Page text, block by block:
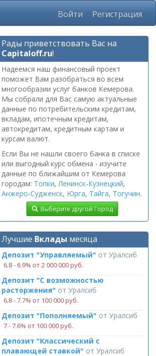
Войти Регистрация
Рады приветствовать Вас на
Capitaloff.ru!
Надеемся наш финансовый проект
поможет Вам разобраться во всем
многообразии услуг банков Кемерова.
Мы собрали для Вас самую актуальные
данные по потребительским кредитам,
вкладам, ипотечным кредитам,
автокредитам, кредитным картам и
курсам валют.
Если Вы не нашли своего банка в списке
или выгодный курс обмена - изучите
данные по ближайшим от Кемерова
городам: Топки,Ленинск-Кузнецкий,
Анжеро-Судженск, Юрга, Тайга, Тогучин.
Выберите другой Город
Лучшие Вклады месяца
Депозит "Управляемый" от Уралсиб
6.8 ‑ 6.9% от 2 000 000 руб.
Депозит "С возможностью
расторжения" от Уралсиб
6.8 ‑ 7.7% от 100 000 руб.
Депозит "Пополняемый" от Уралсиб
7 ‑ 7.6% от 100 000 руб.
Депозит "Классический с
плавающей ставкой" от Уралсиб